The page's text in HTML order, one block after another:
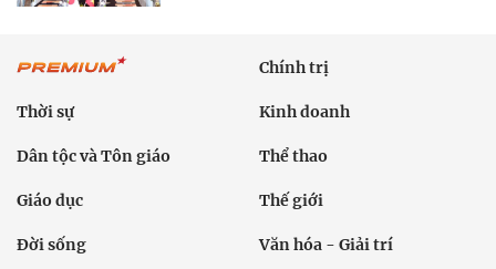
Chính trị
Thời sự Kinh doanh
Dân tộc và Tôn giáo Thể thao
Giáo dục Thế giới
Đời sống Văn hóa - Giải trí